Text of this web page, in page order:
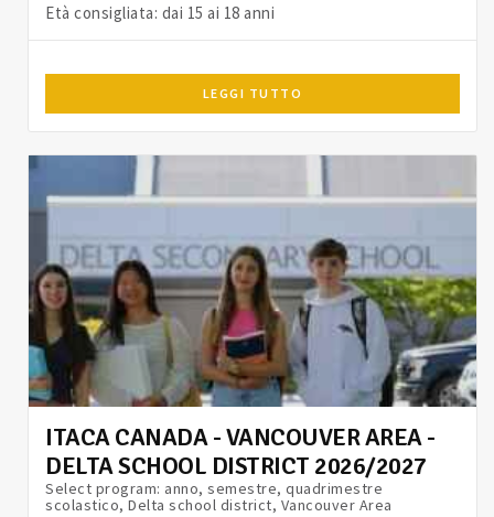
Età consigliata: dai 15 ai 18 anni
LEGGI TUTTO
ITACA CANADA - VANCOUVER AREA -
DELTA SCHOOL DISTRICT 2026/2027
Select program: anno, semestre, quadrimestre
scolastico, Delta school district, Vancouver Area